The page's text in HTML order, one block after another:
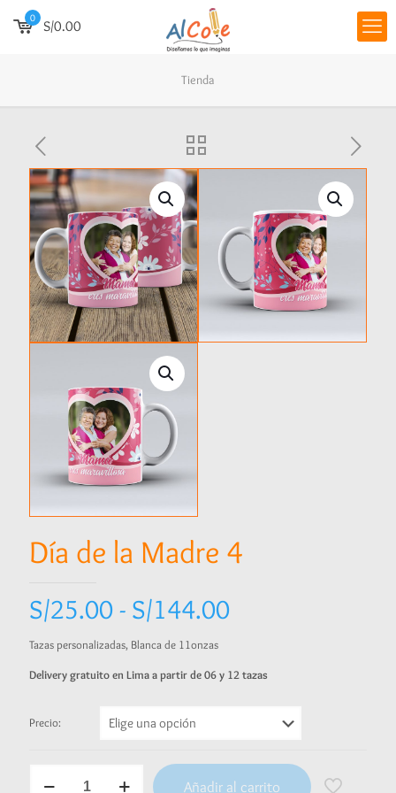
0 S/0.00
Tienda
Día de la Madre 4
S/25.00- S/144.00Rango
desde
S/25.00
hasta
S/144.00
Tazas personalizadas, Blanca de 11onzas
Delivery gratuito en Lima a partir de 06 y 12 tazas
Precio:
Añadir al carrito